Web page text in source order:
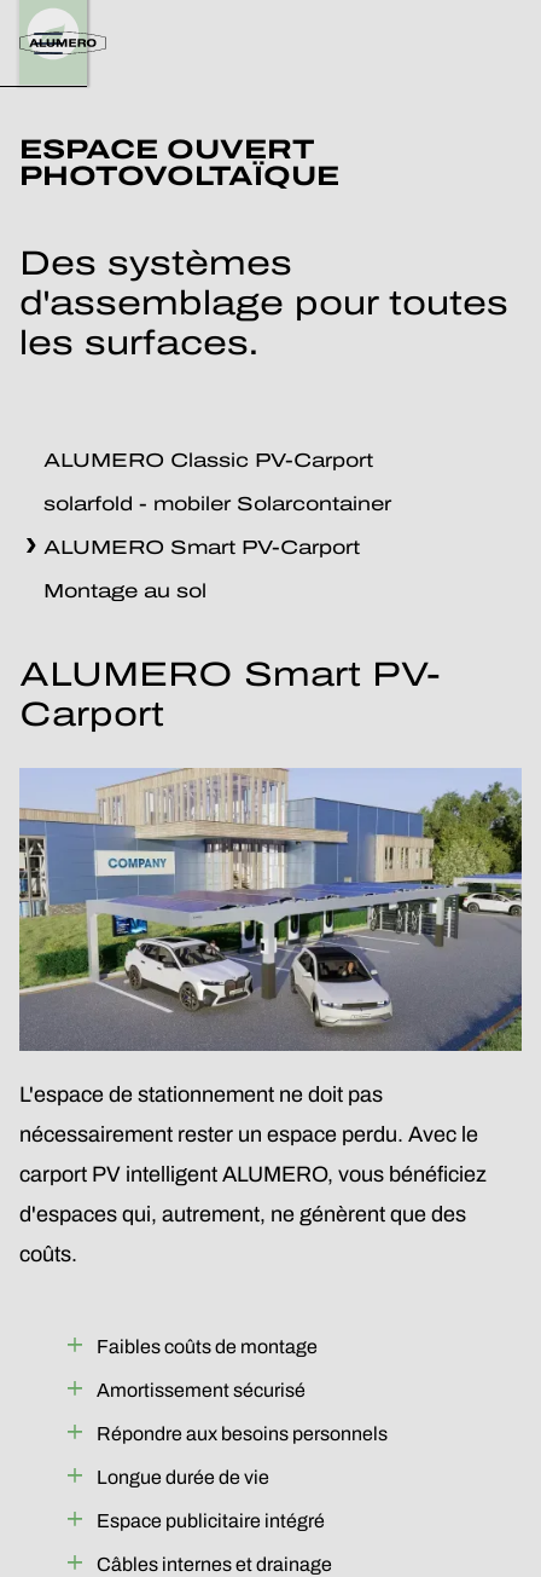
ESPACE OUVERT
PHOTOVOLTAÏQUE
Des systèmes
d'assemblage pour toutes
les surfaces.
ALUMERO Classic PV-Carport
solarfold - mobiler Solarcontainer
ALUMERO Smart PV-Carport
Montage au sol
ALUMERO Smart PV-
Carport
L'espace de stationnement ne doit pas
nécessairement rester un espace perdu. Avec le
carport PV intelligent ALUMERO, vous bénéficiez
d'espaces qui, autrement, ne génèrent que des
coûts.
Faibles coûts de montage
Amortissement sécurisé
Répondre aux besoins personnels
Longue durée de vie
Espace publicitaire intégré
Câbles internes et drainage